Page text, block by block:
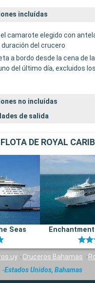
incluídas
camarote elegido con
del crucero
a bordo desde la cena de
del último día, excluidos
no incluídas
de salida
DE ROYAL
Seas
Cruceros Bahamas
Estados Unidos, Bahamas